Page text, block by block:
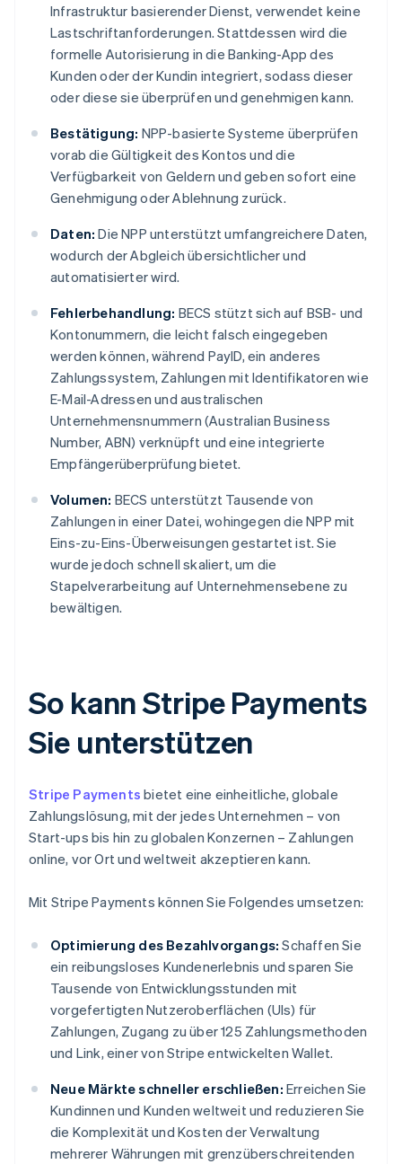
Infrastruktur basierender Dienst, verwendet keine
Lastschriftanforderungen. Stattdessen wird die
formelle Autorisierung in die Banking-App des
Kunden oder der Kundin integriert, sodass dieser
oder diese sie überprüfen und genehmigen kann.
Bestätigung: NPP-basierte Systeme überprüfen
vorab die Gültigkeit des Kontos und die
Verfügbarkeit von Geldern und geben sofort eine
Genehmigung oder Ablehnung zurück.
Daten: Die NPP unterstützt umfangreichere Daten,
wodurch der Abgleich übersichtlicher und
automatisierter wird.
Fehlerbehandlung: BECS stützt sich auf BSB- und
Kontonummern, die leicht falsch eingegeben
werden können, während PayID, ein anderes
Zahlungssystem, Zahlungen mit Identifikatoren wie
E-Mail-Adressen und australischen
Unternehmensnummern (Australian Business
Number, ABN) verknüpft und eine integrierte
Empfängerüberprüfung bietet.
Volumen: BECS unterstützt Tausende von
Zahlungen in einer Datei, wohingegen die NPP mit
Eins-zu-Eins-Überweisungen gestartet ist. Sie
wurde jedoch schnell skaliert, um die
Stapelverarbeitung auf Unternehmensebene zu
bewältigen.
So kann Stripe Payments
Sie unterstützen
Stripe Payments bietet eine einheitliche, globale
Zahlungslösung, mit der jedes Unternehmen – von
Start-ups bis hin zu globalen Konzernen – Zahlungen
online, vor Ort und weltweit akzeptieren kann.
Mit Stripe Payments können Sie Folgendes umsetzen:
Optimierung des Bezahlvorgangs: Schaffen Sie
ein reibungsloses Kundenerlebnis und sparen Sie
Tausende von Entwicklungsstunden mit
vorgefertigten Nutzeroberflächen (UIs) für
Zahlungen, Zugang zu über 125 Zahlungsmethoden
und Link, einer von Stripe entwickelten Wallet.
Neue Märkte schneller erschließen: Erreichen Sie
Kundinnen und Kunden weltweit und reduzieren Sie
die Komplexität und Kosten der Verwaltung
mehrerer Währungen mit grenzüberschreitenden